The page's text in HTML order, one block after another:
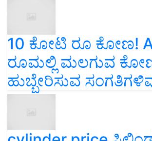
10 ಕೋಟಿ ರೂ ಕೋಣ!
ರೂಮಲ್ಲಿ ಮಲಗುವ
ಹುಬ್ಬೇರಿಸುವ